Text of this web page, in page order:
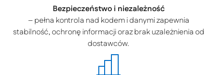
Bezpieczeństwo i niezależność
– pełna kontrola nad kodem i danymi zapewnia
stabilność, ochronę informacji oraz brak uzależnienia od
dostawców.